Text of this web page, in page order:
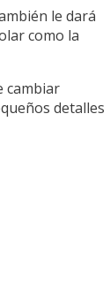
le dará
como la
cambiar
detalles